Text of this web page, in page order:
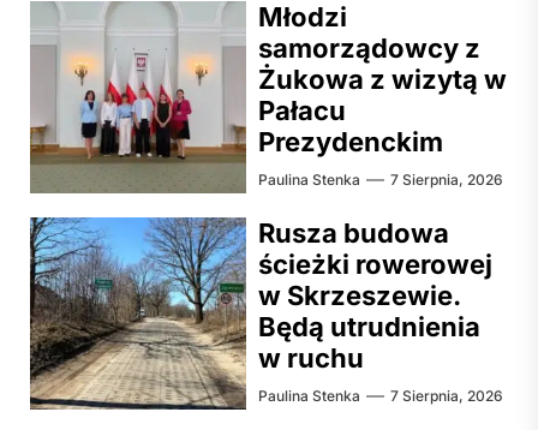
Młodzi
samorządowcy z
Żukowa z wizytą w
Pałacu
Prezydenckim
Paulina Stenka 7 Sierpnia, 2026
Rusza budowa
ścieżki rowerowej
w Skrzeszewie.
Będą utrudnienia
w ruchu
Paulina Stenka 7 Sierpnia, 2026